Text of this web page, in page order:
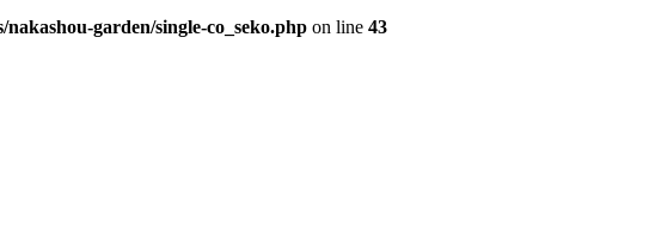
garden/single-co_seko.php on line 43